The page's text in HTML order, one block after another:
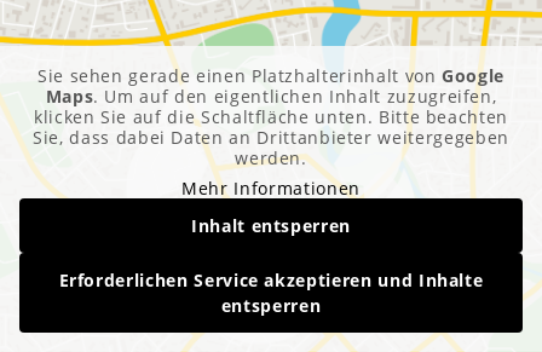
Sie sehen gerade einen Platzhalterinhalt vonGoogle
Maps. Um auf den eigentlichen Inhalt zuzugreifen,
klicken Sie auf die Schaltfläche unten. Bitte beachten
Sie, dass dabei Daten an Drittanbieter weitergegeben
werden.
Mehr Informationen
Inhalt entsperren
Erforderlichen Service akzeptieren und Inhalte
entsperren